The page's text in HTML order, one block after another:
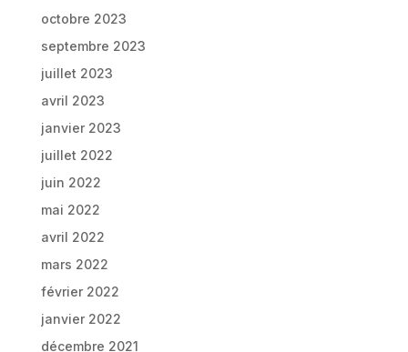
octobre 2023
septembre 2023
juillet 2023
avril 2023
janvier 2023
juillet 2022
juin 2022
mai 2022
avril 2022
mars 2022
février 2022
janvier 2022
décembre 2021